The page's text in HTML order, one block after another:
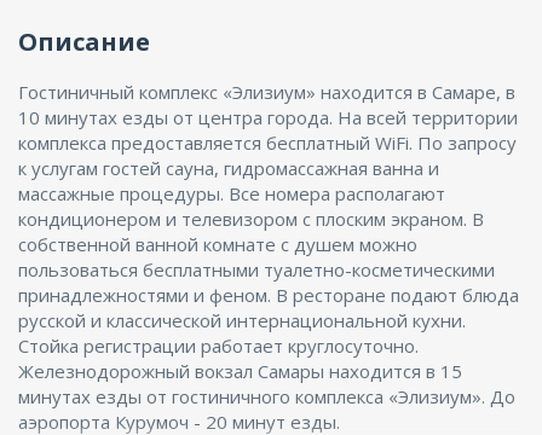
Описание
Гостиничный комплекс «Элизиум» находится в Самаре, в
10 минутах езды от центра города. На всей территории
комплекса предоставляется бесплатный WiFi. По запросу
к услугам гостей сауна, гидромассажная ванна и
массажные процедуры. Все номера располагают
кондиционером и телевизором с плоским экраном. В
собственной ванной комнате с душем можно
пользоваться бесплатными туалетно-косметическими
принадлежностями и феном. В ресторане подают блюда
русской и классической интернациональной кухни.
Стойка регистрации работает круглосуточно.
Железнодорожный вокзал Самары находится в 15
минутах езды от гостиничного комплекса «Элизиум». До
аэропорта Курумоч - 20 минут езды.